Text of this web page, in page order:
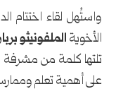
واستُهل لقاء اختتام
الأخويةالملفونيثو
تلتها كلمة من مشرفة
على أهمية تعلم